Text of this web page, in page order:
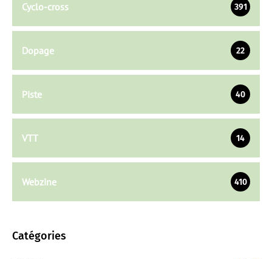
Cyclo-cross 391
Dopage 22
Piste 40
VTT 14
Webzine 410
Catégories